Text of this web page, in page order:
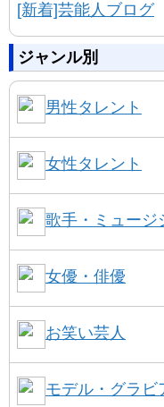
[新着]芸能人ブログ
ジャンル別
男性タレント
女性タレント
歌手・ミュージ
女優・俳優
お笑い芸人
モデル・グラビ